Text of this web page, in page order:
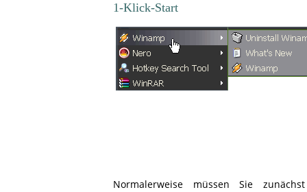
1-Klick-Start
Normalerweise müssen Sie